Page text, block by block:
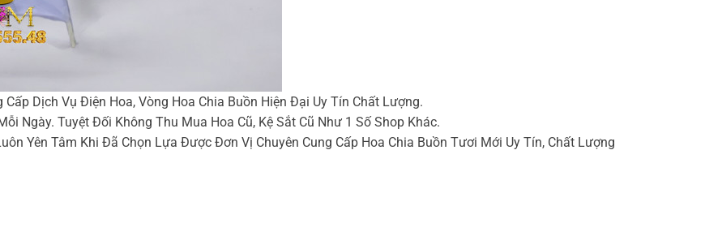
Dịch Vụ Điện Hoa, Vòng Hoa Chia Buồn Hiện Đại Uy Tín Chất Lượng.
Ngày. Tuyệt Đối Không Thu Mua Hoa Cũ, Kệ Sắt Cũ Như 1 Số Shop Khác.
Yên Tâm Khi Đã Chọn Lựa Được Đơn Vị Chuyên Cung Cấp Hoa Chia Buồn Tươi Mới Uy Tín, Chất Lượng